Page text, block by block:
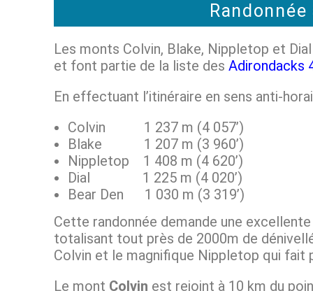
Les monts Colvin, Blake, Nippletop et
et font partie de la liste desAdirondacks
En effectuant l’itinéraire en sens anti-
Colvin 1 237 m (4 057’)
Blake 1 207 m (3 960’)
Nippletop 1 408 m (4 620’)
Dial 1 225 m (4 020’)
Bear Den 1 030 m (3 319’)
Cette randonnée demande une
totalisant tout près de 2000m de
Colvin et le magnifique Nippletop qui fait
Le mont Colvin est rejoint à 10 km du